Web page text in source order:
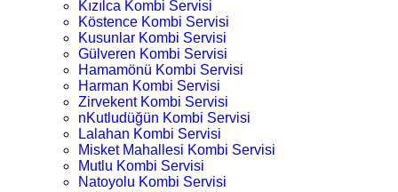
Kızılca Kombi Servisi
Köstence Kombi Servisi
Kusunlar Kombi Servisi
Gülveren Kombi Servisi
Hamamönü Kombi Servisi
Harman Kombi Servisi
Zirvekent Kombi Servisi
nKutludüğün Kombi Servisi
Lalahan Kombi Servisi
Misket Mahallesi Kombi Servisi
Mutlu Kombi Servisi
Natoyolu Kombi Servisi